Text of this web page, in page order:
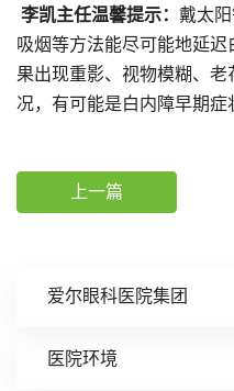
爱尔眼科医院集团
医院环境
李凯主任温馨提示： 戴太
吸烟等方法能尽可能地延
果出现重影、视物模糊、
况，有可能是白内障早期症
上一篇